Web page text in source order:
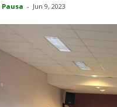
Pausa - Jun 9, 2023